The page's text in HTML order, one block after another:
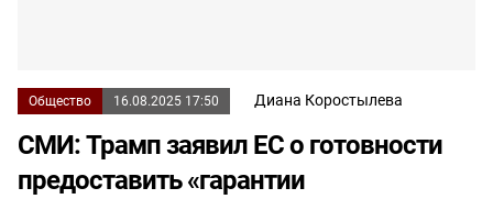
Общество 16.08.2025 17:50 Диана Коростылева
СМИ: Трамп заявил ЕС о готовности
предоставить «гарантии